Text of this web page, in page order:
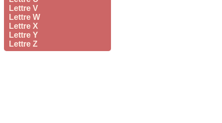
Lettre V
Lettre W
Lettre X
Lettre Y
Lettre Z